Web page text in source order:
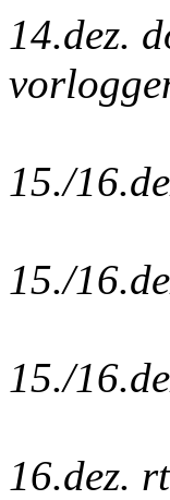
14.dez.
15./
15./
15./
16.dez.